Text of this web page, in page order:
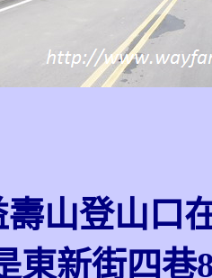
壽山登山口
東新街四巷